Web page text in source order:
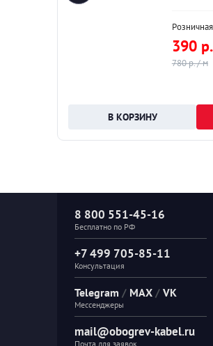
390
780 р. / м
8 800 551-45-16
Бесплатно по РФ
+7 499 705-85-11
Консультация
Telegram / MAX / VK
Мессенджеры
mail@obogrev-kabel.ru
Почта для заявок